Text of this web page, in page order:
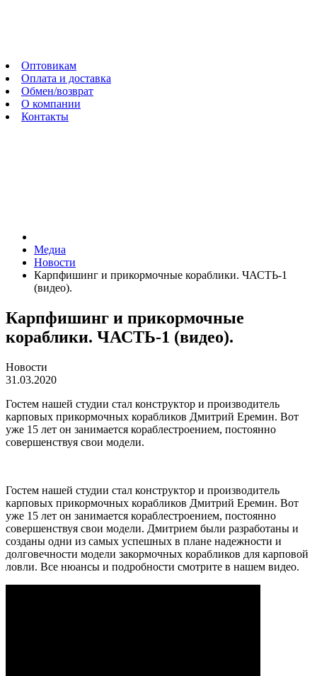
Оптовикам
Оплата и доставка
Обмен/возврат
О компании
Контакты
Медиа
Новости
Карпфишинг и прикормочные кораблики. ЧАСТЬ-1
(видео).
Карпфишинг и прикормочные
кораблики. ЧАСТЬ-1 (видео).
Новости
31.03.2020
Гостем нашей студии стал конструктор и производитель
карповых прикормочных корабликов Дмитрий Еремин. Вот
уже 15 лет он занимается кораблестроением, постоянно
совершенствуя свои модели.
Гостем нашей студии стал конструктор и производитель
карповых прикормочных корабликов Дмитрий Еремин. Вот
уже 15 лет он занимается кораблестроением, постоянно
совершенствуя свои модели. Дмитрием были разработаны и
созданы одни из самых успешных в плане надежности и
долговечности модели закормочных корабликов для карповой
ловли. Все нюансы и подробности смотрите в нашем видео.